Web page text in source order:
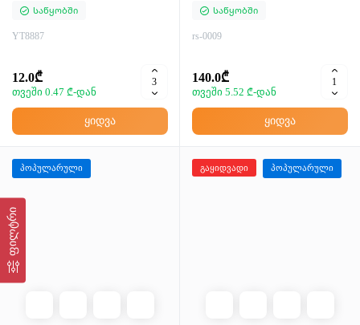
ფილტრი
Საწყობში
YT8887
12.0₾
თვეში 0.47 ₾-დან
ყიდვა
Საწყობში
rs-0009
140.0₾
თვეში 5.52 ₾-დან
ყიდვა
პოპულარული გაყიდვადი პოპულარული